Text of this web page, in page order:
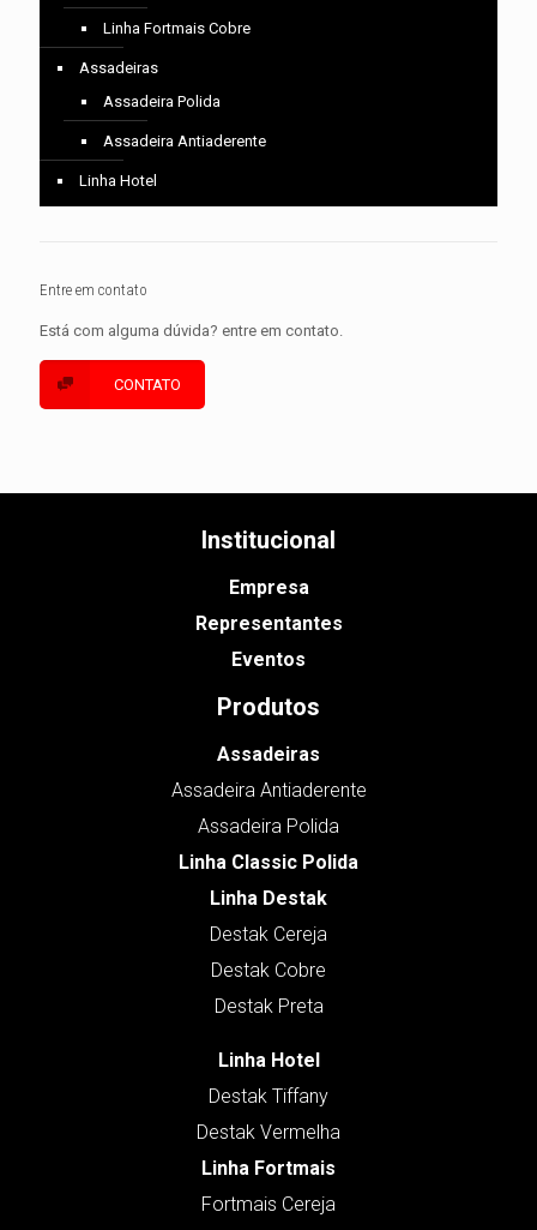
Linha Fortmais Cobre
Assadeiras
Assadeira Polida
Assadeira Antiaderente
Linha Hotel
Entre em contato
Está com alguma dúvida? entre em contato.
CONTATO
Institucional
Empresa
Representantes
Eventos
Produtos
Assadeiras
Assadeira Antiaderente
Assadeira Polida
Linha Classic Polida
Linha Destak
Destak Cereja
Destak Cobre
Destak Preta
Linha Hotel
Destak Tiffany
Destak Vermelha
Linha Fortmais
Fortmais Cereja